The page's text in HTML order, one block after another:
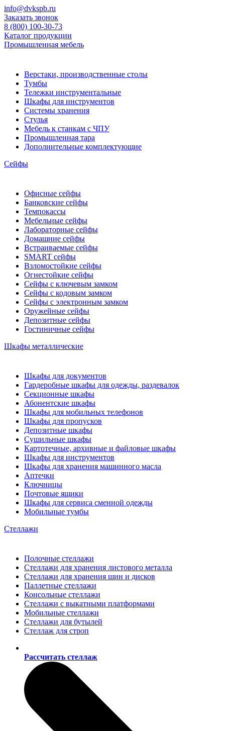
info@dvkspb.ru
Заказать звонок
8 (800) 100-30-73
Каталог продукции
Промышленная мебель
Верстаки, производственные столы
Тумбы
Тележки инструментальные
Шкафы для инструментов
Системы хранения
Стулья
Мебель к станкам с ЧПУ
Промышленная тара
Дополнительные комплектующие
Сейфы
Офисные сейфы
Банковские сейфы
Темпокассы
Мебельные сейфы
Лабораторные сейфы
Домашние сейфы
Встраиваемые сейфы
SMART сейфы
Взломостойкие сейфы
Огнестойкие сейфы
Сейфы с ключевым замком
Сейфы с кодовым замком
Сейфы с электронным замком
Оружейные сейфы
Депозитные сейфы
Гостиничные сейфы
Шкафы металлические
Шкафы для документов
Гардеробные шкафы для одежды, раздевалок
Секционные шкафы
Абонентские шкафы
Шкафы для мобильных телефонов
Шкафы для пропусков
Депозитные шкафы
Сушильные шкафы
Картотечные, архивные и файловые шкафы
Шкафы для инструментов
Шкафы для хранения машинного масла
Аптечки
Ключницы
Почтовые ящики
Шкафы для сервиса сменной одежды
Мобильные тумбы
Стеллажи
Полочные стеллажи
Стеллажи для хранения листового металла
Стеллажи для хранения шин и дисков
Паллетные стеллажи
Консольные стеллажи
Стеллажи с выкатными платформами
Мобильные стеллажи
Стеллажи для бутылей
Стеллаж для строп
Рассчитать стеллаж